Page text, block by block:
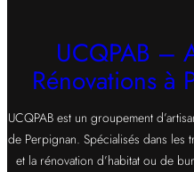
UCQPAB –
Rénovations à
UCQPAB est un groupement
de Perpignan. Spécialisés dans les
et la rénovation d’habitat ou de